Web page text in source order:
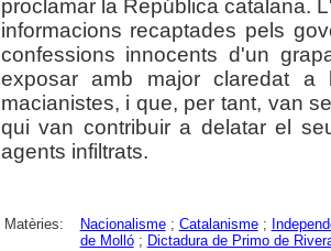
proclamar la República catalana.
informacions recaptades pels
confessions innocents d'un
exposar amb major claredat a
macianistes, i que, per tant, van
qui van contribuir a delatar el
agents infiltrats.
Matèries: Nacionalisme; Catalanisme;
de Molló; Dictadura de Primo de